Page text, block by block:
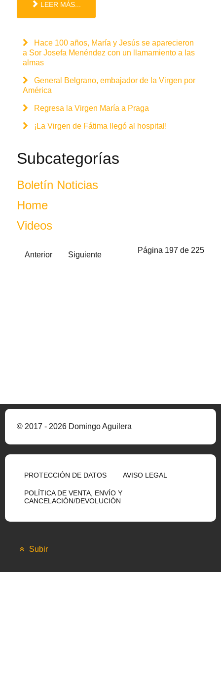
LEER MÁS...
Hace 100 años, María y Jesús se aparecieron
a Sor Josefa Menéndez con un llamamiento a las
almas
General Belgrano, embajador de la Virgen por
América
Regresa la Virgen María a Praga
¡La Virgen de Fátima llegó al hospital!
Subcategorías
Boletín Noticias
Home
Videos
Página 197 de 225
Anterior Siguiente
© 2017 - 2026 Domingo Aguilera
PROTECCIÓN DE DATOS AVISO LEGAL
POLÍTICA DE VENTA, ENVÍO Y
CANCELACIÓN/DEVOLUCIÓN
Subir